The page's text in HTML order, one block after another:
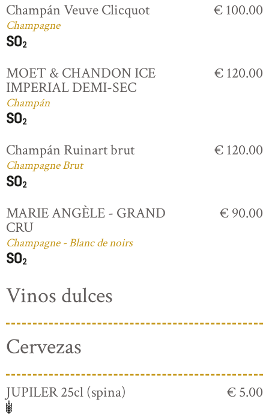
Champán Veuve Clicquot
Champagne
€ 100.00
MOET & CHANDON ICE
IMPERIAL DEMI-SEC
Champán
€ 120.00
Champán Ruinart brut
Champagne Brut
€ 120.00
MARIE ANGÈLE - GRAND
CRU
Champagne - Blanc de noirs
€ 90.00
Vinos dulces
Cervezas
JUPILER 25cl (spina) € 5.00